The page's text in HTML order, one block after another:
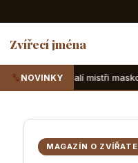
Zvířecí jména
NOVINKY
maskování, které v teráriu
MAGAZÍN O